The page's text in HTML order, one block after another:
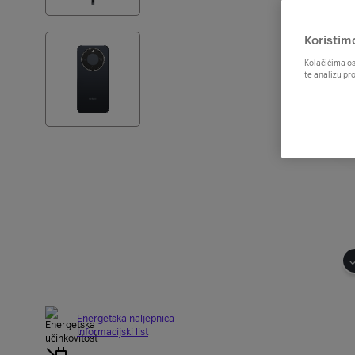
Energetska naljepnica
Informacijski list
Kolačićima
te analizu